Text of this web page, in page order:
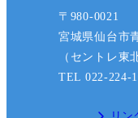
〒980-0021
宮城県仙台市
（セントレ東
TEL 022-224-